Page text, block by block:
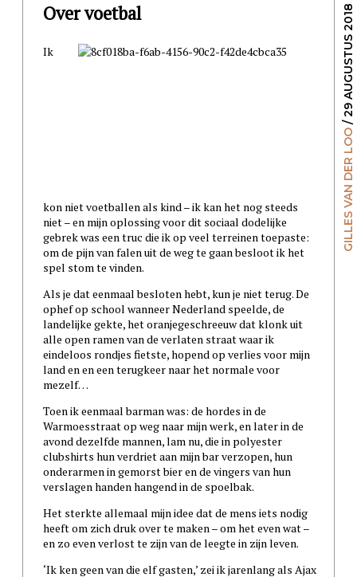
GILLES VAN DER LOO
/ 29 AUGUSTUS 2018
Over voetbal
Ik
kon niet voetballen als kind – ik kan het nog steeds
niet – en mijn oplossing voor dit sociaal dodelijke
gebrek was een truc die ik op veel terreinen toepaste:
om de pijn van falen uit de weg te gaan besloot ik het
spel stom te vinden.
Als je dat eenmaal besloten hebt, kun je niet terug. De
ophef op school wanneer Nederland speelde, de
landelijke gekte, het oranjegeschreeuw dat klonk uit
alle open ramen van de verlaten straat waar ik
eindeloos rondjes fietste, hopend op verlies voor mijn
land en en een terugkeer naar het normale voor
mezelf…
Toen ik eenmaal barman was: de hordes in de
Warmoesstraat op weg naar mijn werk, en later in de
avond dezelfde mannen, lam nu, die in polyester
clubshirts hun verdriet aan mijn bar verzopen, hun
onderarmen in gemorst bier en de vingers van hun
verslagen handen hangend in de spoelbak.
Het sterkte allemaal mijn idee dat de mens iets nodig
heeft om zich druk over te maken – om het even wat –
en zo even verlost te zijn van de leegte in zijn leven.
‘Ik ken geen van die elf gasten,’ zei ik jarenlang als Ajax